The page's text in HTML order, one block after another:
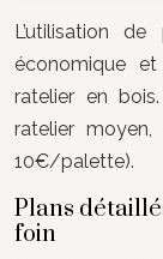
L’utilisation
économique
ratelier en
ratelier
10€/palette).
Plans
foin